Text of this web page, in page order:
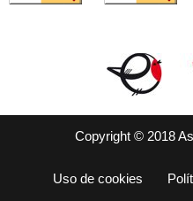
Copyright © 2018
Uso de cookies